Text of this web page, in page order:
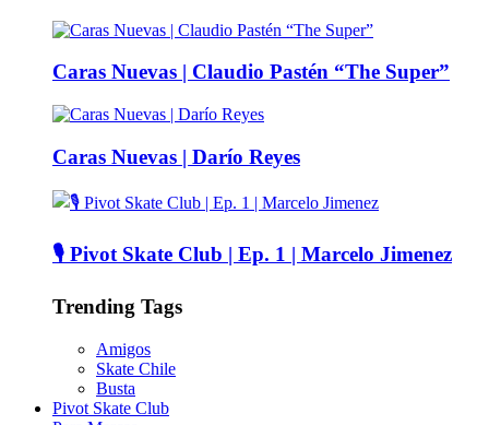
Caras Nuevas | Claudio Pastén “The Super”
Caras Nuevas | Darío Reyes
🎙️ Pivot Skate Club | Ep. 1 | Marcelo Jimenez
Trending Tags
Amigos
Skate Chile
Busta
Pivot Skate Club